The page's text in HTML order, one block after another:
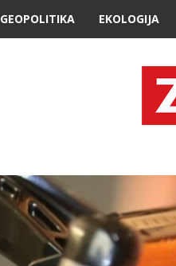
GEOPOLITIKA EKOLOGIJA